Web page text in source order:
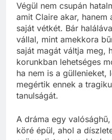
Végül nem csupán
amit Claire akar, hanem
saját vétkét. Bár
vállal, mint amekkora
saját magát váltja meg,
korunkban lehetséges
ha nem is a
megértik ennek a
tanulságát.
A dráma egy
köré épül, ahol a